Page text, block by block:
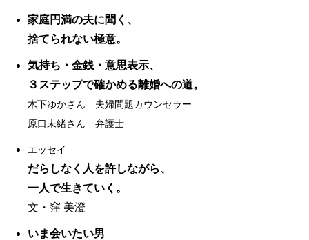
家庭円満の夫に聞く、
捨てられない極意。
気持ち・金銭・意思表示、
３ステップで確かめる離婚への道。
木下ゆかさん 夫婦問題カウンセラー
原口未緒さん 弁護士
エッセイ
だらしなく人を許しながら、
一人で生きていく。
文・窪 美澄
いま会いたい男